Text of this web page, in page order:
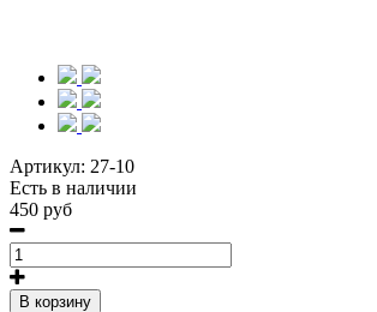
Артикул: 27-10
Есть в наличии
450 руб
В корзину